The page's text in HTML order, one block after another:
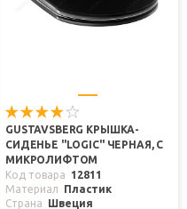
GUSTAVSBERG КРЫШКА-
СИДЕНЬЕ "LOGIC" ЧЕРНАЯ, С
МИКРОЛИФТОМ
Код товара
12811
Материал
Пластик
Страна
Швеция